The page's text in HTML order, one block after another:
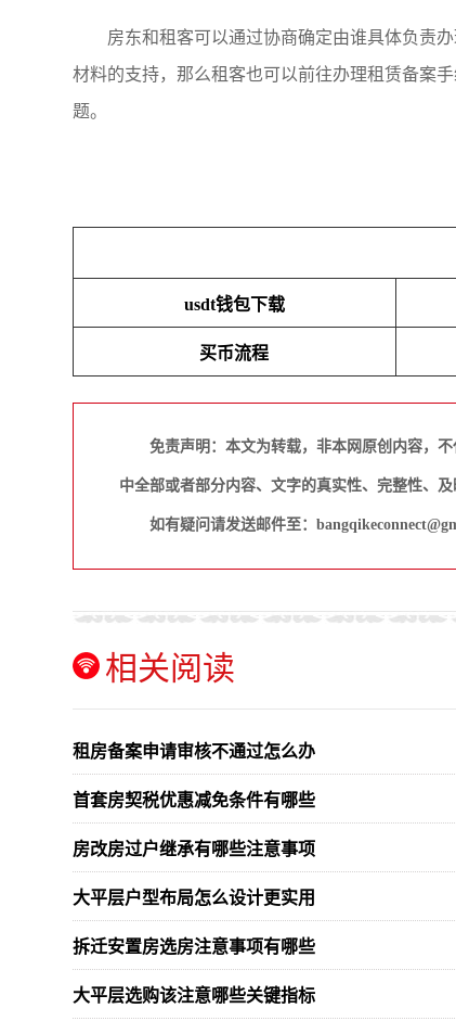
房东和租客可以通过协商确定由谁具体负责
材料的支持，那么租客也可以前往办理租赁备案
题。
usdt钱包下载
买币流程
免责声明：本文为转载，非本网原创内容，
中全部或者部分内容、文字的真实性、完整性、
如有疑问请发送邮件至：
相关阅读
租房备案申请审核不通过怎么办
首套房契税优惠减免条件有哪些
房改房过户继承有哪些注意事项
大平层户型布局怎么设计更实用
拆迁安置房选房注意事项有哪些
大平层选购该注意哪些关键指标